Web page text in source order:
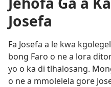
Josefa
Fa Josefa a le kwa
bong Faro o ne a lora
yo o ka di tlhalosang.
o ne a mmolelela gore